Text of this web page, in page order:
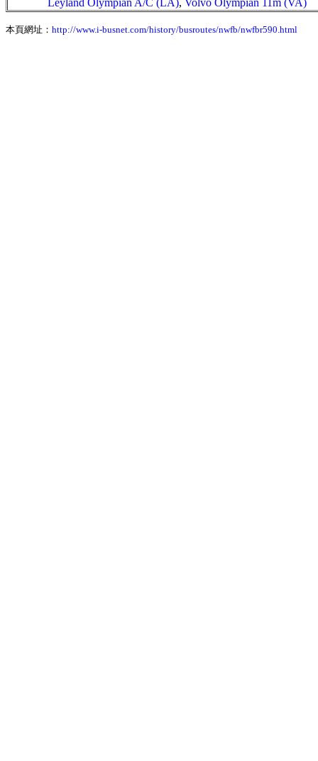
Leyland Olympian A/C (LA), Volvo Olympian 11m (VA)
本頁網址： http://www.i-busnet.com/history/busroutes/nwfb/nwfbr590.html